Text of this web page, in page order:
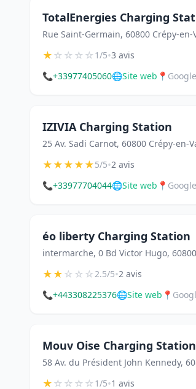
TotalEnergies Charging
Rue Saint-Germain, 60800 Crépy-en-
★☆☆☆☆1/5•3 avis
📞+33977405060🌐Site web 📍
IZIVIA Charging Station
25 Av. Sadi Carnot, 60800 Crépy-en-
★★★★★5/5•2 avis
📞+33977704044🌐Site web 📍
éo liberty Charging Station
intermarche, 0 Bd Victor Hugo,
★★☆☆☆2.5/5•2 avis
📞+443308225376🌐Site web 📍
Mouv Oise Charging Station
58 Av. du Président John Kennedy,
★☆☆☆☆1/5•1 avis